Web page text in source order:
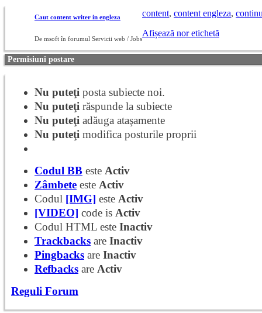
Caut content writer in engleza
De msoft în forumul Servicii web / Jobs
content, content engleza,
Afișează nor etichetă
Permisiuni postare
Nu puteţi posta subiecte noi.
Nu puteţi răspunde la subiecte
Nu puteţi adăuga ataşamente
Nu puteţi modifica posturile proprii
Codul BB este Activ
Zâmbete este Activ
Codul [IMG] este Activ
[VIDEO] code is Activ
Codul HTML este Inactiv
Trackbacks are Inactiv
Pingbacks are Inactiv
Refbacks are Activ
Reguli Forum